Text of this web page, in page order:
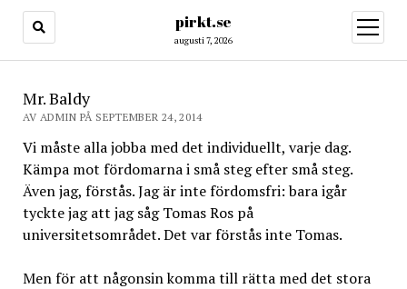
pirkt.se
augusti 7, 2026
öppna
meny
Mr. Baldy
AV ADMIN PÅ SEPTEMBER 24, 2014
Vi måste alla jobba med det individuellt, varje dag.
Kämpa mot fördomarna i små steg efter små steg.
Även jag, förstås. Jag är inte fördomsfri: bara igår
tyckte jag att jag såg Tomas Ros på
universitetsområdet. Det var förstås inte Tomas.
Men för att någonsin komma till rätta med det stora